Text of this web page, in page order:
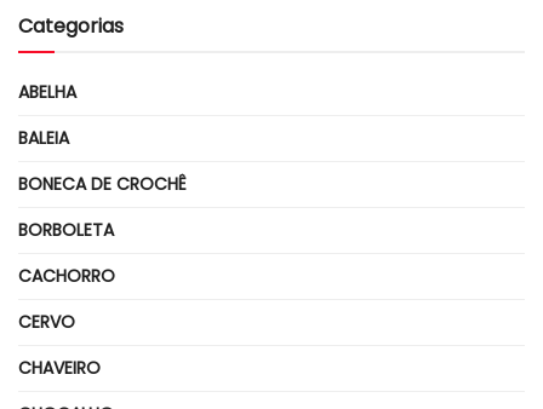
Categorias
ABELHA
BALEIA
BONECA DE CROCHÊ
BORBOLETA
CACHORRO
CERVO
CHAVEIRO